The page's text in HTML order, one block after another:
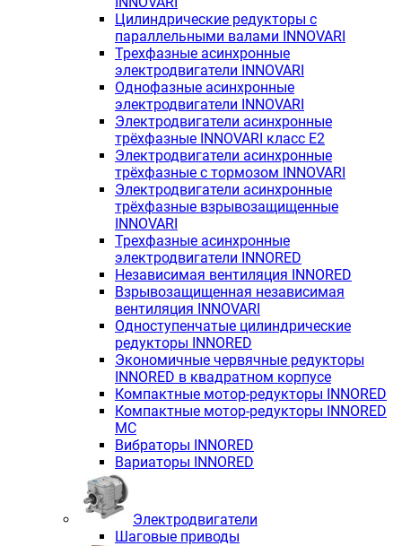
Цилиндрические редукторы с
параллельными валами INNOVARI
Трехфазные асинхронные
электродвигатели INNOVARI
Однофазные асинхронные
электродвигатели INNOVARI
Электродвигатели асинхронные
трёхфазные INNOVARI класс E2
Электродвигатели асинхронные
трёхфазные с тормозом INNOVARI
Электродвигатели асинхронные
трёхфазные взрывозащищенные
INNOVARI
Трехфазные асинхронные
электродвигатели INNORED
Независимая вентиляция INNORED
Взрывозащищенная независимая
вентиляция INNOVARI
Одноступенчатые цилиндрические
редукторы INNORED
Экономичные червячные редукторы
INNORED в квадратном корпусе
Компактные мотор-редукторы INNORED
Компактные мотор-редукторы INNORED
MC
Вибраторы INNORED
Вариаторы INNORED
Электродвигатели
Шаговые приводы